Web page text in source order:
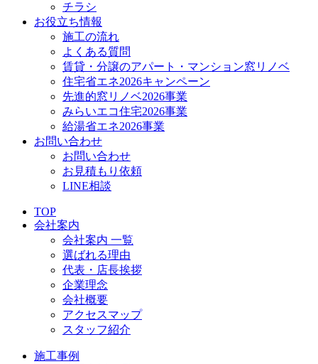
チラシ
お役立ち情報
施工の流れ
よくある質問
賃貸・分譲のアパート・マンション窓リノベ
住宅省エネ2026キャンペーン
先進的窓リノベ2026事業
みらいエコ住宅2026事業
給湯省エネ2026事業
お問い合わせ
お問い合わせ
お見積もり依頼
LINE相談
TOP
会社案内
会社案内 一覧
選ばれる理由
代表・店長挨拶
企業理念
会社概要
アクセスマップ
スタッフ紹介
施工事例